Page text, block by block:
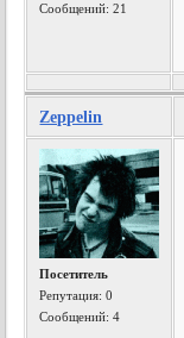
Сообщений: 21
Zeppelin
Посетитель
Репутация:0
Сообщений: 4